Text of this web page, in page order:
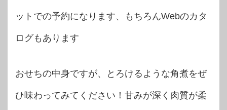
ットでの予約になります、もちろんWebのカタ
ログもあります
おせちの中身ですが、とろけるような角煮をぜ
ひ味わってみてください！甘みが深く肉質が柔